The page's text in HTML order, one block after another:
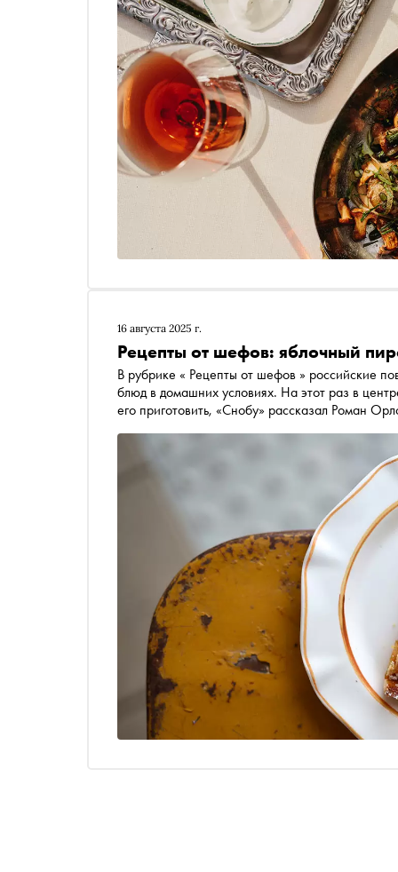
16 августа 2025 г.
Рецепты от шефов: яблочный
В рубрике « Рецепты от шефов » российские
блюд в домашних условиях. На этот раз в
его приготовить, «Снобу» рассказал Роман